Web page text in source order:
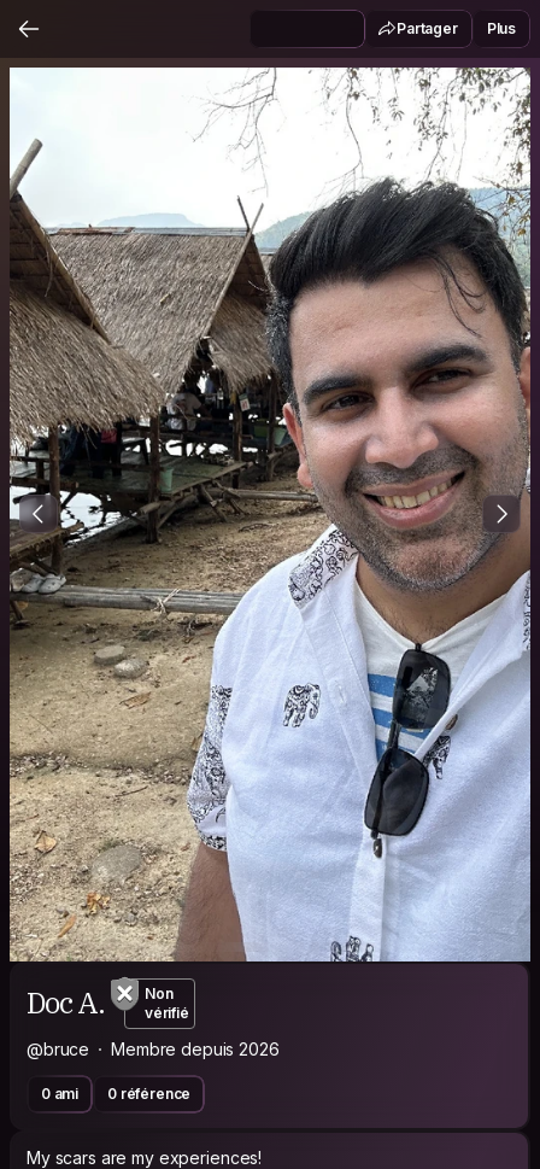
Partager Plus
Doc A.
Non
vérifié
@bruce Membre depuis 2026
0 ami 0 référence
My scars are my experiences!